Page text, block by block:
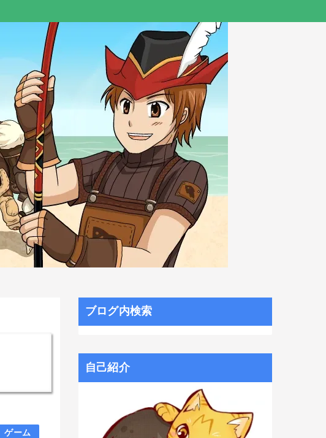
ゲーム
ブログ内検索
自己紹介